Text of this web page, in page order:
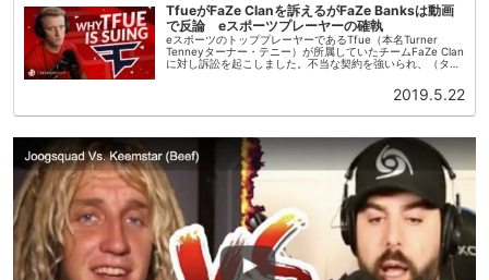
TfueがFaZe Clanを訴えるがFaZe Banksは動画
で反論 eスポーツプレーヤーの確執
eスポーツのトッププレーヤーであるTfue（本名Turner
Tenneyターナー・テニー）が所属していたチームFaZe Clan
に対し訴訟を起こしました。不当な契約を強いられ、（ター
2019.5.22